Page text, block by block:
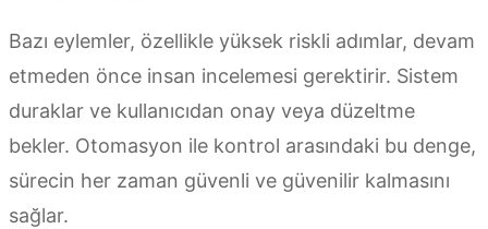
Bazı eylemler, özellikle yüksek riskli adımlar, devam
etmeden önce insan incelemesi gerektirir. Sistem
duraklar ve kullanıcıdan onay veya düzeltme
bekler. Otomasyon ile kontrol arasındaki bu denge,
sürecin her zaman güvenli ve güvenilir kalmasını
sağlar.